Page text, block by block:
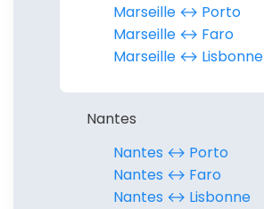
Marseille ↔︎ Porto
Marseille ↔︎ Faro
Marseille ↔︎ Lisbonne
Nantes
Nantes ↔︎ Porto
Nantes ↔︎ Faro
Nantes ↔︎ Lisbonne